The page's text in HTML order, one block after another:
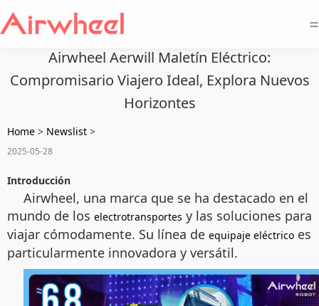
=
Airwheel Aerwill Maletín Eléctrico:
Compromisario Viajero Ideal, Explora Nuevos
Horizontes
Home > Newslist >
2025-05-28
Introducción
Airwheel, una marca que se ha destacado en el
mundo de los electrotransportes y las soluciones para
viajar cómodamente. Su línea de equipaje eléctrico es
particularmente innovadora y versátil.